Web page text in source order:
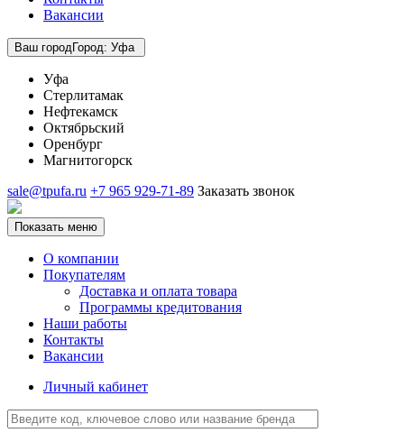
Вакансии
Ваш городГород: Уфа
Уфа
Стерлитамак
Нефтекамск
Октябрьский
Оренбург
Магнитогорск
sale@tpufa.ru +7 965 929-71-89 Заказать звонок
Показать меню
О компании
Покупателям
Доставка и оплата товара
Программы кредитования
Наши работы
Контакты
Вакансии
Личный кабинет